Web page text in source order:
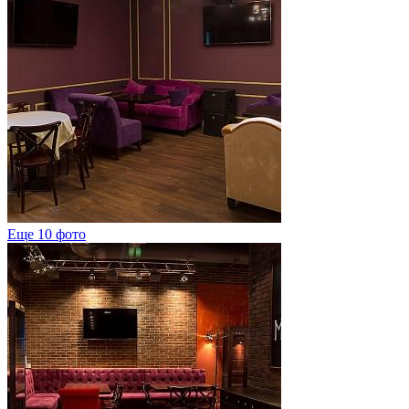
Еще 10 фото